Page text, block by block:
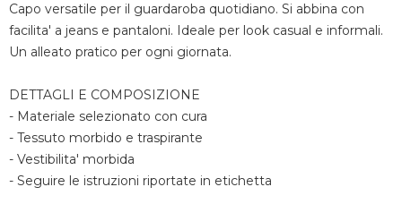
Capo versatile per il guardaroba quotidiano. Si abbina con
facilita' a jeans e pantaloni. Ideale per look casual e informali.
Un alleato pratico per ogni giornata.
DETTAGLI E COMPOSIZIONE
- Materiale selezionato con cura
- Tessuto morbido e traspirante
- Vestibilita' morbida
- Seguire le istruzioni riportate in etichetta